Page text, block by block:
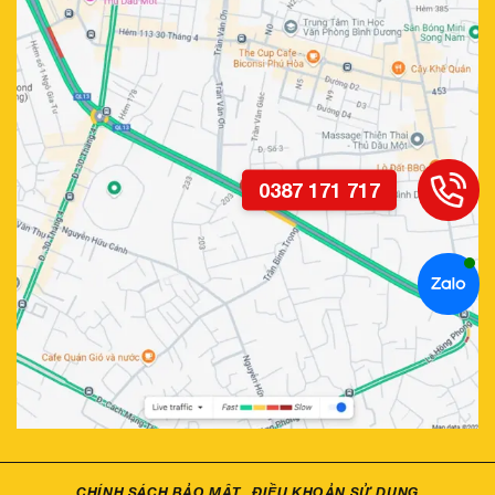
Màn hình Lux One tích hợp sử dụng lại được camera lùi zin của
xe
Chia đôi màn hình 1 chạm
Với chức năng chia đôi màn hình 1 chạm này trên Teyes
Lux One, bạn có thể dễ dàng chia màn hình để sử dụng
cùng lúc nhiều ứng dụng vô cùng dễ dàng. Bạn có thể vừa
xem Youtube và xem bản đồ cùng lúc một cách đa nhiệm.